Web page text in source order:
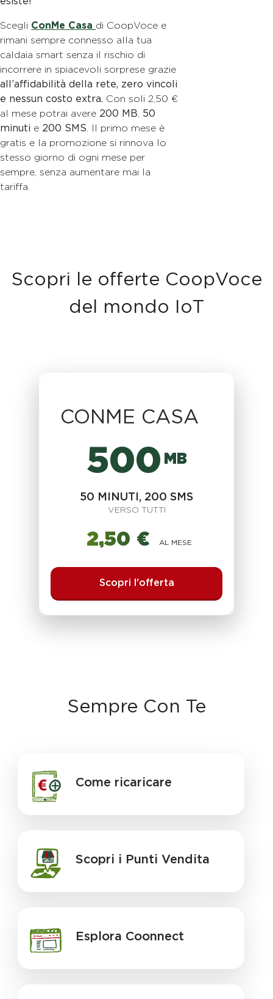
Scegli ConMe Casa di CoopVoce e
rimani sempre connesso alla tua
caldaia smart senza il rischio di
incorrere in spiacevoli sorprese grazie
all’affidabilità della rete, zero vincoli
e nessun costo extra. Con soli 2,50 €
al mese potrai avere 200 MB, 50
minuti e 200 SMS. Il primo mese è
gratis e la promozione si rinnova lo
stesso giorno di ogni mese per
sempre, senza aumentare mai la
tariffa.
Scopri le offerte CoopVoce
del mondo IoT
CONME CASA
500 MB
50 MINUTI, 200 SMS
VERSO TUTTI
2,50 € AL MESE
Scopri l'offerta
Sempre Con Te
Come ricaricare
Scopri i Punti Vendita
Esplora Coonnect